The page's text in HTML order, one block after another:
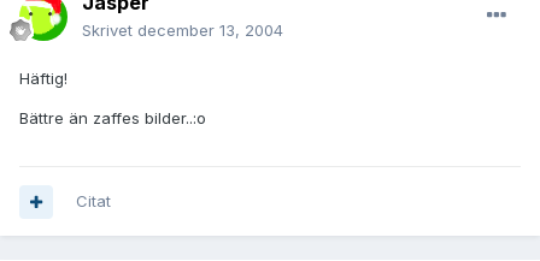
Skrivet december 13, 2004
Häftig!
Bättre än zaffes bilder..:o
Citat